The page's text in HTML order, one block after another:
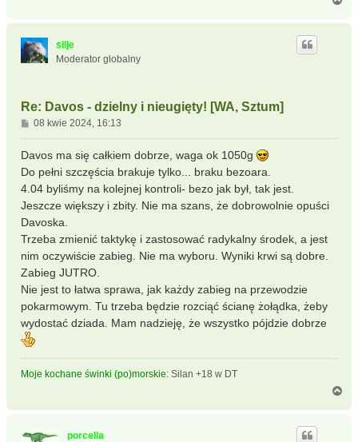
g
silje
Moderator globalny
Re: Davos - dzielny i nieugięty! [WA, Sztum]
P
o
s
08 kwie 2024, 16:13
Davos ma się całkiem dobrze, waga ok 1050g
Do pełni szczęścia brakuje tylko... braku bezoara.
4.04 byliśmy na kolejnej kontroli- bezo jak był, tak jest.
Jeszcze większy i zbity. Nie ma szans, że dobrowolnie opuści
Davoska.
Trzeba zmienić taktykę i zastosować radykalny środek, a jest
nim oczywiście zabieg. Nie ma wyboru. Wyniki krwi są dobre.
Zabieg JUTRO.
Nie jest to łatwa sprawa, jak każdy zabieg na przewodzie
pokarmowym. Tu trzeba będzie rozciąć ścianę żołądka, żeby
wydostać dziada. Mam nadzieję, że wszystko pójdzie dobrze
Moje kochane świnki (po)morskie: Silan +18 w DT
porcella